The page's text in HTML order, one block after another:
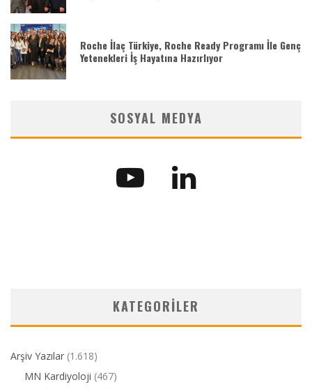
Roche İlaç Türkiye, Roche Ready Programı İle Genç
Yetenekleri İş Hayatına Hazırlıyor
SOSYAL MEDYA
KATEGORILER
Arşiv Yazılar (1.618)
MN Kardiyoloji (467)